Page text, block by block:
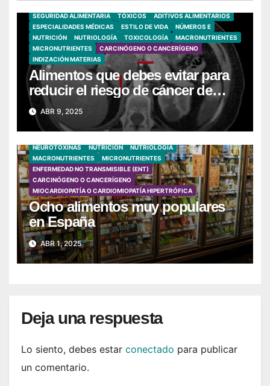
SEGURIDAD ALIMENTARIA TÓXICOS
ADITIVOS ALIMENTARIOS
ESPECIALIDADES MÉDICAS
ESTILO DE VIDA
NÚMEROS E
NUTRICIÓN
NUTRIOLOGÍA TOXICOLOGÍA
MACRONUTRIENTES
MICRONUTRIENTES
CARCINÓGENO O CANCERÍGENO
INDIZACIÓN MATERIAS
Alimentos que debes evitar para
reducir el riesgo de cáncer de
páncreas
ABR 9, 2025
NEUROTOXINAS
NUTRICIÓN
NUTRIOLOGÍA
MACRONUTRIENTES
MICRONUTRIENTES
ENFERMEDAD NO TRANSMISIBLE (ENT)
CARCINÓGENO O CANCERÍGENO
MIOCARDIOPATÍA O CARDIOMIOPATÍA HIPERTRÓFICA
Ocho alimentos muy populares
en España
ABR 1, 2025
Deja una respuesta
Lo siento, debes estar conectado para publicar
un comentario.